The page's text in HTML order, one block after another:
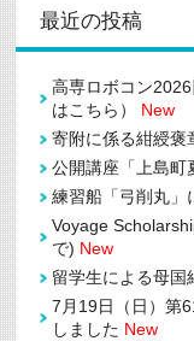
最近の投稿
高専ロボコン
はこちら） New
寄附に係る紺綬褒
公開講座「上島町
練習船「弓削丸」
Voyage
で) New
留学生による母国
7月19日（日）第
しました New